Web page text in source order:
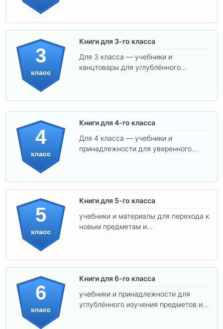
3
класс
Книги для 3-го класса
Для 3 класса — учебники и
канцтовары для углублённого
4
класс
Книги для 4-го класса
Для 4 класса — учебники и
принадлежности для уверенного
5
класс
Книги для 5-го класса
учебники и материалы для перехода к
новым предметам и
6
класс
Книги для 6-го класса
учебники и принадлежности для
углублённого изучения предметов и